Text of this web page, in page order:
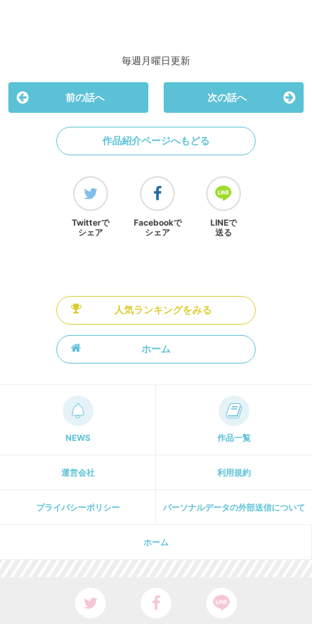
毎週月曜日更新
前の話へ 次の話へ
作品紹介ページへもどる
Twitterで
シェア
Facebookで
シェア
LINEで
送る
人気ランキングをみる
ホーム
NEWS 作品一覧
運営会社 利用規約
プライパシーポリシー パーソナルデータの外部送信について
ホーム